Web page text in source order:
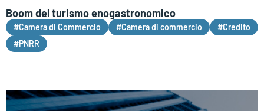
Boom del turismo enogastronomico
#Camera di Commercio #Camera di commercio
#Credito
#PNRR